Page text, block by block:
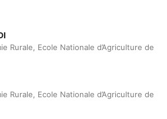
Rurale, Ecole Nationale d’Agriculture de
Rurale, Ecole Nationale d’Agriculture de